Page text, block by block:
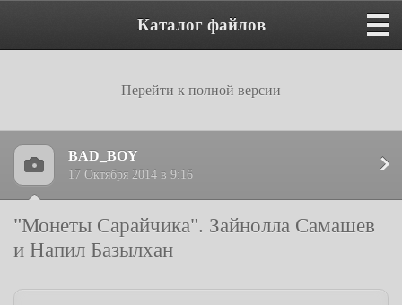
Каталог файлов
Перейти к полной версии
BAD_BOY
17 Октября 2014 в 9:16
"Монеты Сарайчика". Зайнолла Самашев
и Напил Базылхан